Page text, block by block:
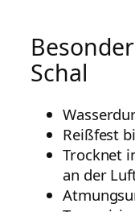
Schal
Reißfest
Trocknet
an der